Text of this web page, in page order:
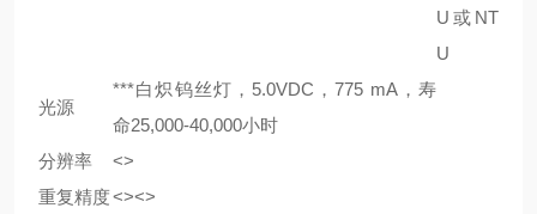
U或NT
U
光源
***白炽钨丝灯，5.0VDC，775 mA，寿
命25,000-40,000小时
分辨率
<>
重复精度<><>